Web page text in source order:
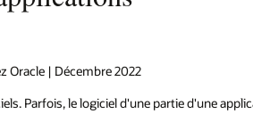
Oracle | Décembre 2022
Parfois, le logiciel d'une partie d'une